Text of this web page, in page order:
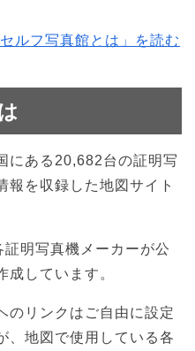
セルフ写真館とは」を読む
にある20,682台の証明写
報を収録した地図サイト
明写真機メーカーが公
成しています。
のリンクはご自由に設定
、地図で使用している各